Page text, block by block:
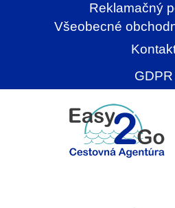
Reklamačný
Všeobecné
GDPR